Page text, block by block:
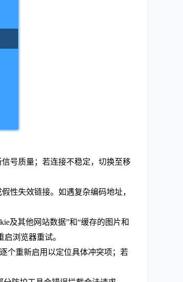
号质量；若连接不稳定，切换至移
性失效链接。如遇复杂编码地址，
及其他网站数据”和“缓存的图片和
浏览器重试。
个重新启用以定位具体冲突项；若